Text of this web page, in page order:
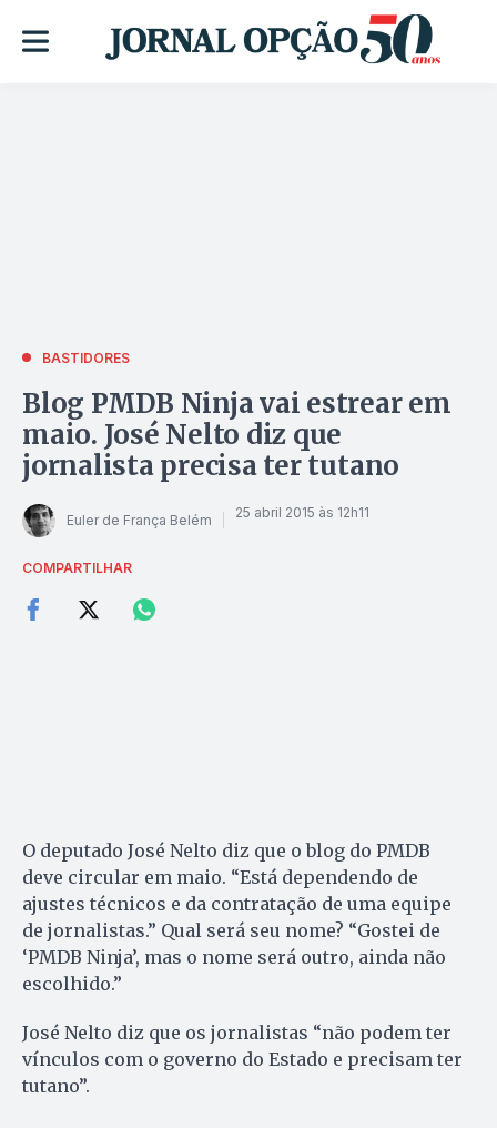
BASTIDORES
Blog PMDB Ninja vai estrear em
maio. José Nelto diz que
jornalista precisa ter tutano
Euler de França Belém 25 abril 2015 às 12h11
COMPARTILHAR
O deputado José Nelto diz que o blog do PMDB
deve circular em maio. “Está dependendo de
ajustes técnicos e da contratação de uma equipe
de jornalistas.” Qual será seu nome? “Gostei de
‘PMDB Ninja’, mas o nome será outro, ainda não
escolhido.”
José Nelto diz que os jornalistas “não podem ter
vínculos com o governo do Estado e precisam ter
tutano”.